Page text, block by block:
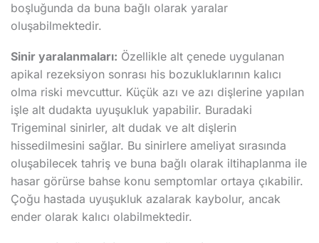
boşluğunda da buna bağlı olarak yaralar
oluşabilmektedir.
Sinir yaralanmaları: Özellikle alt çenede uygulanan
apikal rezeksiyon sonrası his bozukluklarının kalıcı
olma riski mevcuttur. Küçük azı ve azı dişlerine yapılan
işle alt dudakta uyuşukluk yapabilir. Buradaki
Trigeminal sinirler, alt dudak ve alt dişlerin
hissedilmesini sağlar. Bu sinirlere ameliyat sırasında
oluşabilecek tahriş ve buna bağlı olarak iltihaplanma ile
hasar görürse bahse konu semptomlar ortaya çıkabilir.
Çoğu hastada uyuşukluk azalarak kaybolur, ancak
ender olarak kalıcı olabilmektedir.